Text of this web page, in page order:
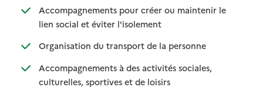
Accompagnements pour créer ou maintenir le
lien social et éviter l'isolement: disponible
: non disponible
Organisation du transport de la personne: disponible
: non disponible
Accompagnements à des activités sociales,
culturelles, sportives et de loisirs: disponible
: non disponible